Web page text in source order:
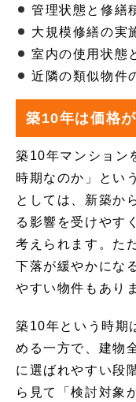
管理状態と修繕
大規模修繕の実
室内の使用状態
近隣の類似物件
築10年は価格
築10年マンション
時期なのか」とい
としては、新築か
る影響を受けやす
考えられます。た
下落が緩やかにな
やすい物件もあり
築10年という時期
める一方で、建物
に選ばれやすい段
ら見て「検討対象